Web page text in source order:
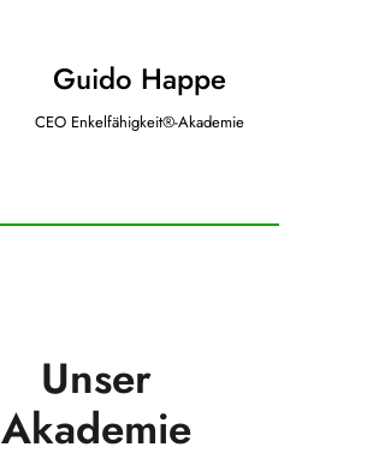
Guido Happe
CEO Enkelfähigkeit®-Akademie
Unser
Akademie